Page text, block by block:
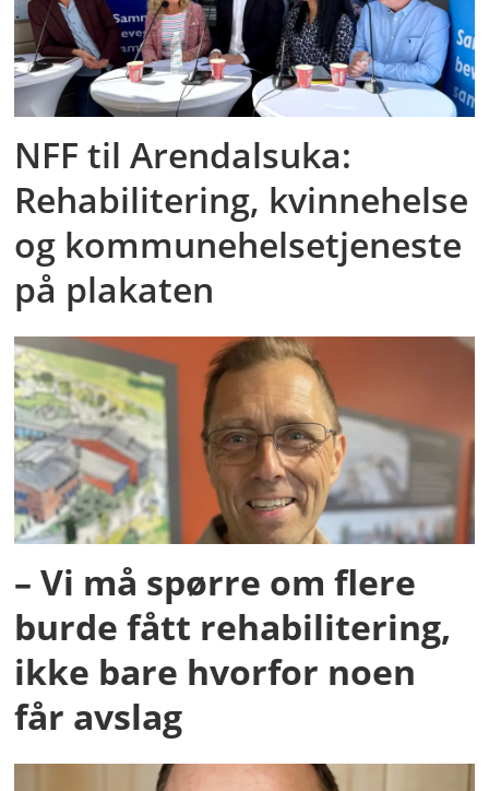
NFF til Arendalsuka:
Rehabilitering, kvinnehelse
og kommunehelsetjeneste
på plakaten
– Vi må spørre om flere
burde fått rehabilitering,
ikke bare hvorfor noen
får avslag